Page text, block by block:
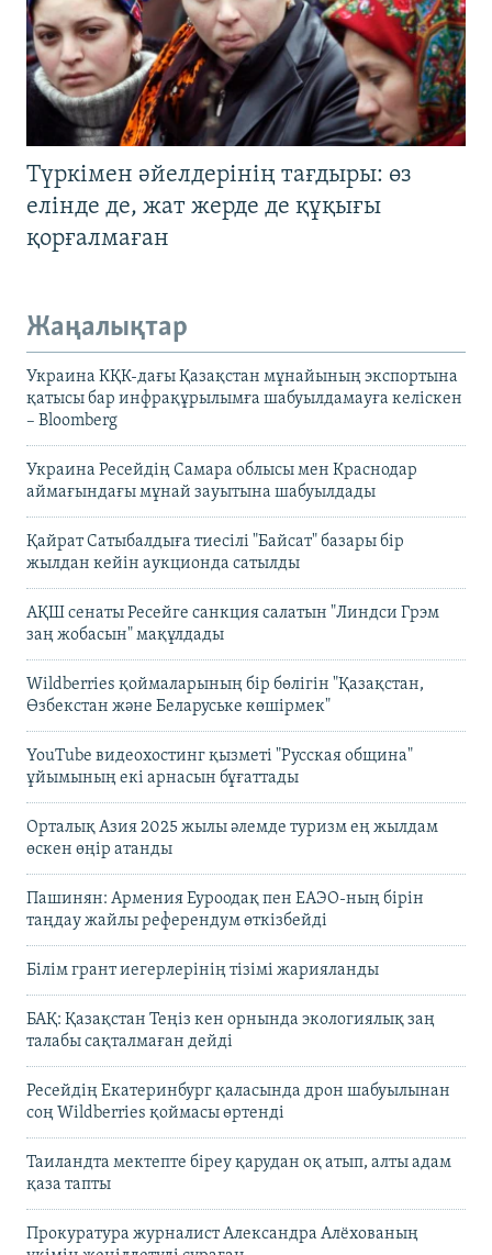
Түркімен әйелдерінің тағдыры: өз
елінде де, жат жерде де құқығы
қорғалмаған
Жаңалықтар
Украина КҚК-дағы Қазақстан мұнайының экспортына
қатысы бар инфрақұрылымға шабуылдамауға келіскен
– Bloomberg
Украина Ресейдің Самара облысы мен Краснодар
аймағындағы мұнай зауытына шабуылдады
Қайрат Сатыбалдыға тиесілі "Байсат" базары бір
жылдан кейін аукционда сатылды
АҚШ сенаты Ресейге санкция салатын "Линдси Грэм
заң жобасын" мақұлдады
Wildberries қоймаларының бір бөлігін "Қазақстан,
Өзбекстан және Беларуське көшірмек"
YouTube видеохостинг қызметі "Русская община"
ұйымының екі арнасын бұғаттады
Орталық Азия 2025 жылы әлемде туризм ең жылдам
өскен өңір атанды
Пашинян: Армения Еуроодақ пен ЕАЭО-ның бірін
таңдау жайлы референдум өткізбейді
Білім грант иегерлерінің тізімі жарияланды
БАҚ: Қазақстан Теңіз кен орнында экологиялық заң
талабы сақталмаған дейді
Ресейдің Екатеринбург қаласында дрон шабуылынан
соң Wildberries қоймасы өртенді
Таиландта мектепте біреу қарудан оқ атып, алты адам
қаза тапты
Прокуратура журналист Александра Алёхованың